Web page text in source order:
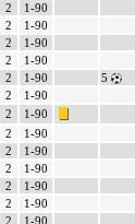
2
1-90
2
1-90
2
1-90
2
1-90
2 1-90
5
2
1-90
2
1-90
2
1-90
2
1-90
2
1-90
2
1-90
2
1-90
2 1-90